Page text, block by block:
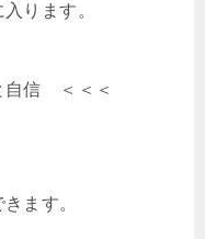
ります。
信 ＜＜＜
ます。